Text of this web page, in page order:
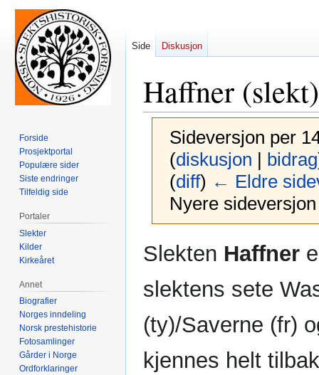
Haffner (slekt)
Sideversjon per
(diskusjon | bidrag
(diff) ← Eldre
Nyere
Hopp
til
Hopp
til
Slekten Haffner
slektens sete
(ty)/Saverne (fr)
kjennes helt
Side Diskusjon
Forside
Prosjektportal
Populære sider
Siste endringer
Tilfeldig side
Portaler
Slekter
Kilder
Kirkeåret
Annet
Biografier
Norges inndeling
Norsk prestehistorie
Fotosamlinger
Gårder i Norge
Ordforklaringer